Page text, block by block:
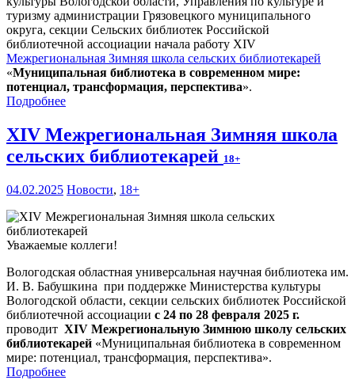
туризму администрации Грязовецкого муниципального
округа, секции Сельских библиотек Российской
библиотечной ассоциации начала работу XIV
Межрегиональная Зимняя школа сельских библиотекарей
«Муниципальная библиотека в современном мире:
потенциал, трансформация, перспектива».
Подробнее
XIV Межрегиональная Зимняя школа
сельских библиотекарей 18+
04.02.2025 Новости, 18+
Уважаемые коллеги!
Вологодская областная универсальная научная библиотека им.
И. В. Бабушкина при поддержке Министерства культуры
Вологодской области, секции сельских библиотек Российской
библиотечной ассоциации с 24 по 28 февраля 2025 г.
проводит XIV Межрегиональную Зимнюю школу сельских
библиотекарей «Муниципальная библиотека в современном
мире: потенциал, трансформация, перспектива».
Подробнее